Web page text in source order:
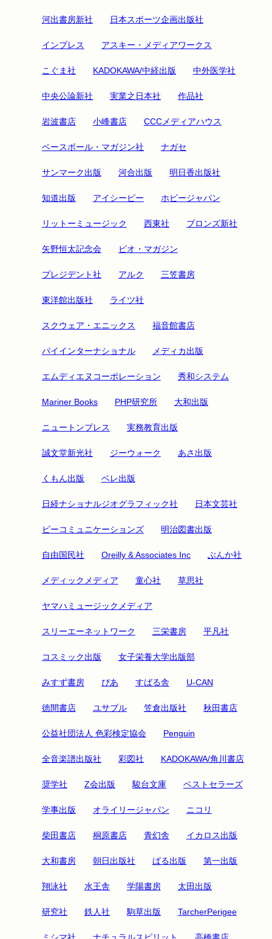
河出書房新社 日本スポーツ企画出版社
インプレス アスキー・メディアワークス
こぐま社 KADOKAWA/中経出版 中外医学社
中央公論新社 実業之日本社 作品社
岩波書店 小峰書店 CCCメディアハウス
ベースボール・マガジン社 ナガセ
サンマーク出版 河合出版 明日香出版社
知道出版 アイシーピー ホビージャパン
リットーミュージック 西東社 ブロンズ新社
矢野恒太記念会 ビオ・マガジン
プレジデント社 アルク 三笠書房
東洋館出版社 ライツ社
スクウェア・エニックス 福音館書店
パイインターナショナル メディカ出版
エムディエヌコーポレーション 秀和システム
Mariner Books PHP研究所 大和出版
ニュートンプレス 実務教育出版
誠文堂新光社 ジーウォーク あさ出版
くもん出版 ベレ出版
日経ナショナルジオグラフィック社 日本文芸社
ビーコミュニケーションズ 明治図書出版
自由国民社 Oreilly & Associates Inc ぶんか社
メディックメディア 童心社 草思社
ヤマハミュージックメディア
スリーエーネットワーク 三栄書房 平凡社
コスミック出版 女子栄養大学出版部
みすず書房 ぴあ すばる舎 U-CAN
徳間書店 ユサブル 笠倉出版社 秋田書店
公益社団法人 色彩検定協会 Penguin
全音楽譜出版社 彩図社 KADOKAWA/角川書店
奨学社 Z会出版 駿台文庫 ベストセラーズ
学事出版 オライリージャパン ニコリ
柴田書店 桐原書店 青幻舎 イカロス出版
大和書房 朝日出版社 ぱる出版 第一出版
翔泳社 水王舎 学陽書房 太田出版
研究社 鉄人社 駒草出版 TarcherPerigee